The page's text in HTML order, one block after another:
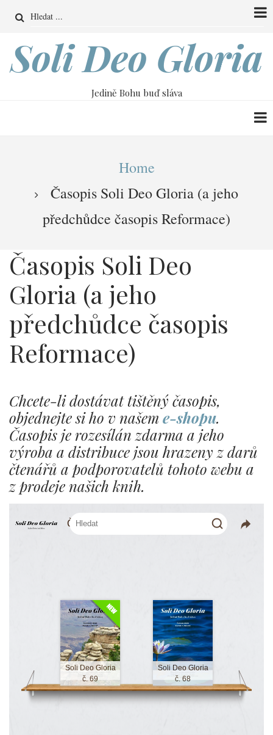
obsahu
Search
Soli Deo Gloria
Jedině Bohu buď sláva
navigace
Home
Časopis Soli Deo Gloria (a jeho
předchůdce časopis Reformace)
Časopis Soli Deo
Gloria (a jeho
předchůdce časopis
Reformace)
Chcete-li dostávat tištěný časopis,
objednejte si ho v našem e-shopu.
Časopis je rozesílán zdarma a jeho
výroba a distribuce jsou hrazeny z darů
čtenářů a podporovatelů tohoto webu a
z prodeje našich knih.